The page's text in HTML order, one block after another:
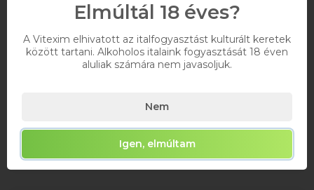
12 474 Ft
Kosárba
Elmúltál 18 éves?
A Vitexim elhivatott az italfogyasztást kulturált keretek
között tartani. Alkoholos italaink fogyasztását 18 éven
aluliak számára nem javasoljuk.
Nem
Igen, elmúltam